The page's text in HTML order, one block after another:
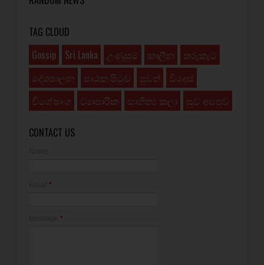
TAG CLOUD
Gossip
Sri Lanka උණුසුම් කාලීන
තරුකැට
දේශපාලන
පාඨක පිටුව පුවත්
විදෙස්
විශේෂාංග
ව්‍යාපාරික සාහිත්‍ය කලා සුව අසපුව
CONTACT US
*
*